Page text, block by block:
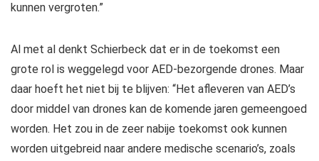
kunnen vergroten.”
Al met al denkt Schierbeck dat er in de toekomst een
grote rol is weggelegd voor AED-bezorgende drones. Maar
daar hoeft het niet bij te blijven: “Het afleveren van AED’s
door middel van drones kan de komende jaren gemeengoed
worden. Het zou in de zeer nabije toekomst ook kunnen
worden uitgebreid naar andere medische scenario’s, zoals